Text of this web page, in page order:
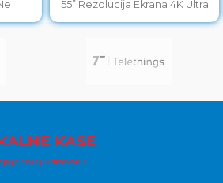
55” Rezolucija Ekrana 4K Ultra